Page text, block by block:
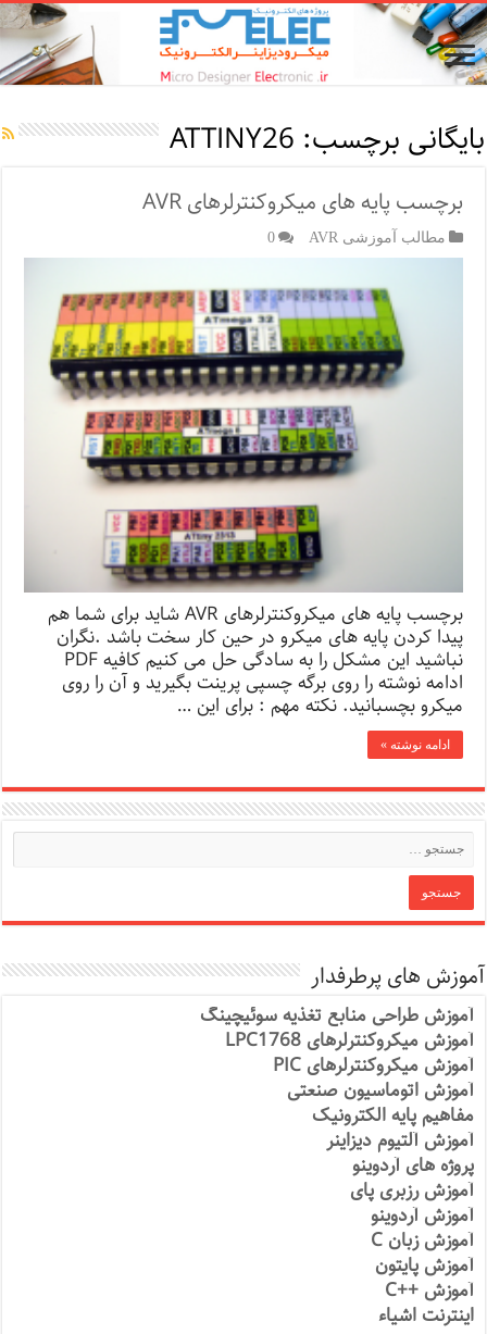
بایگانی برچسب: ATTINY26
برچسب پایه های میکروکنترلرهای AVR
مطالب آموزشی AVR 0
برچسب پایه های میکروکنترلرهای AVR شاید برای شما هم
پیدا کردن پایه های میکرو در حین کار سخت باشد .نگران
نباشید این مشکل را به سادگی حل می کنیم کافیه PDF
ادامه نوشته را روی برگه چسپی پرینت بگیرید و آن را روی
میکرو بچسبانید. نکته مهم : برای این …
ادامه نوشته »
آموزش های پرطرفدار
آموزش طراحی منابع تغذیه سوئیچینگ
آموزش میکروکنترلرهای LPC1768
آموزش میکروکنترلرهای PIC
آموزش اتوماسیون صنعتی
مفاهیم پایه الکترونیک
آموزش آلتیوم دیزاینر
پروژه های آردوینو
آموزش رزبری پای
آموزش آردوینو
آموزش زبان C
آموزش پایتون
آموزش ++C
اینترنت اشیاء